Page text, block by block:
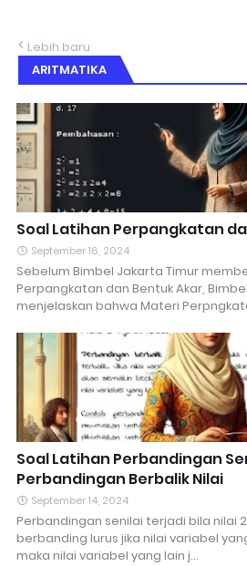
Lebih baru
ARITMATIKA
Soal Latihan Perpangkatan
September 16, 2024
Sebelum Bimbel Jakarta Timur
Perpangkatan dan Bentuk Akar,
menjelaskan bahwa Materi
Soal Latihan Perbandingan
Perbandingan Berbalik Nilai
September 14, 2024
Perbandingan senilai terjadi bila nilai
berbanding lurus jika nilai variabel
maka nilai variabel yang lain j…